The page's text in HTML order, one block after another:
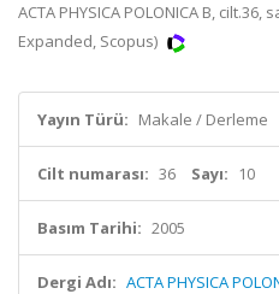
ACTA PHYSICA POLONICA B, cilt.36,
Expanded, Scopus)
Yayın Türü: Makale / Derleme
Cilt numarası: 36 Sayı: 10
Basım Tarihi: 2005
Dergi Adı: ACTA PHYSICA